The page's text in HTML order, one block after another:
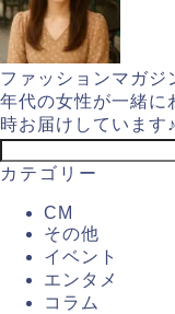
ファッションマガジ
年代の女性が一緒に
時お届けしています♪
カテゴリー
CM
その他
イベント
エンタメ
コラム